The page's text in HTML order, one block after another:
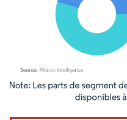
Image © Mordor Intelligence. La